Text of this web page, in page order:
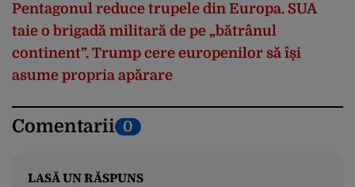
Pentagonul reduce trupele din Europa. SUA
taie o brigadă militară de pe „bătrânul
continent”. Trump cere europenilor să își
asume propria apărare
Comentarii 0
LASĂ UN RĂSPUNS